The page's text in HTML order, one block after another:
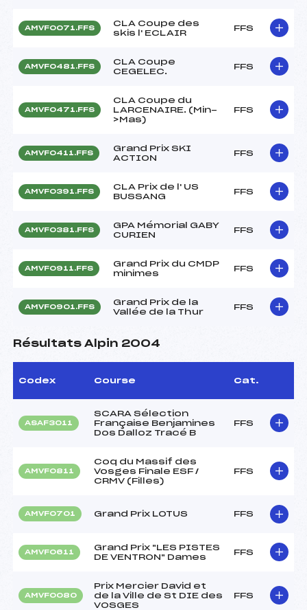
AMVF0071.FFS
CLA Coupe des
skis l' ECLAIR
FFS
AMVF0481.FFS
CLA Coupe
CEGELEC.
FFS
AMVF0471.FFS
CLA Coupe du
LARCENAIRE. (Min-
>Mas)
FFS
AMVF0411.FFS
Grand Prix SKI
ACTION
FFS
AMVF0391.FFS
CLA Prix de l' US
BUSSANG
FFS
AMVF0381.FFS
GPA Mémorial GABY
CURIEN
FFS
AMVF0911.FFS
Grand Prix du CMDP
minimes
FFS
AMVF0901.FFS
Grand Prix de la
Vallée de la Thur
FFS
Résultats Alpin 2004
Codex Course Cat.
ASAF3011
SCARA Sélection
Française Benjamines
Dos Dalloz Tracé B
FFS
AMVF0811
Coq du Massif des
Vosges Finale ESF /
CRMV (Filles)
FFS
AMVF0701 Grand Prix LOTUS FFS
AMVF0611
Grand Prix "LES PISTES
DE VENTRON" Dames
FFS
AMVF0080
Prix Mercier David et
de la Ville de St DIE des
VOSGES
FFS